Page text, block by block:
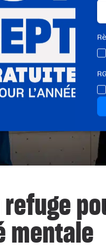
refuge
mentale